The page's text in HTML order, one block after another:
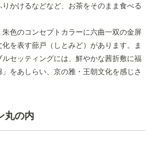
かけるなどなど、お茶をそのまま食べる
色のコンセプトカラーに六曲一双の金屏
を表す蔀戸（しとみど）があります。ま
セッティングには、鮮やかな茜折敷に福
をあしらい、京の雅・王朝文化を感じさ
丸の内